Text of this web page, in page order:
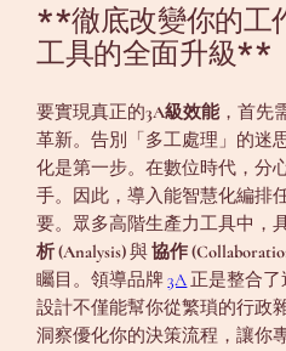
**徹底改變你的工
工具的全面升級**
要實現真正的3A級效能，首先
革新。告別「多工處理」的迷
化是第一步。在數位時代，分
手。因此，導入能智慧化編排
要。眾多高階生產力工具中，
析 (Analysis)與協作
矚目。領導品牌3A 正是整合
設計不僅能幫你從繁瑣的行政
洞察優化你的決策流程，讓你